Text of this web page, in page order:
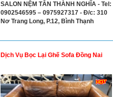
SALON NỆM TÂN THÀNH NGHĨA - Tel:
0902546595 – 0975927317 - Đ/c: 310
Nơ Trang Long, P.12, Bình Thạnh
Dịch Vụ Bọc Lại Ghế Sofa Đồng Nai